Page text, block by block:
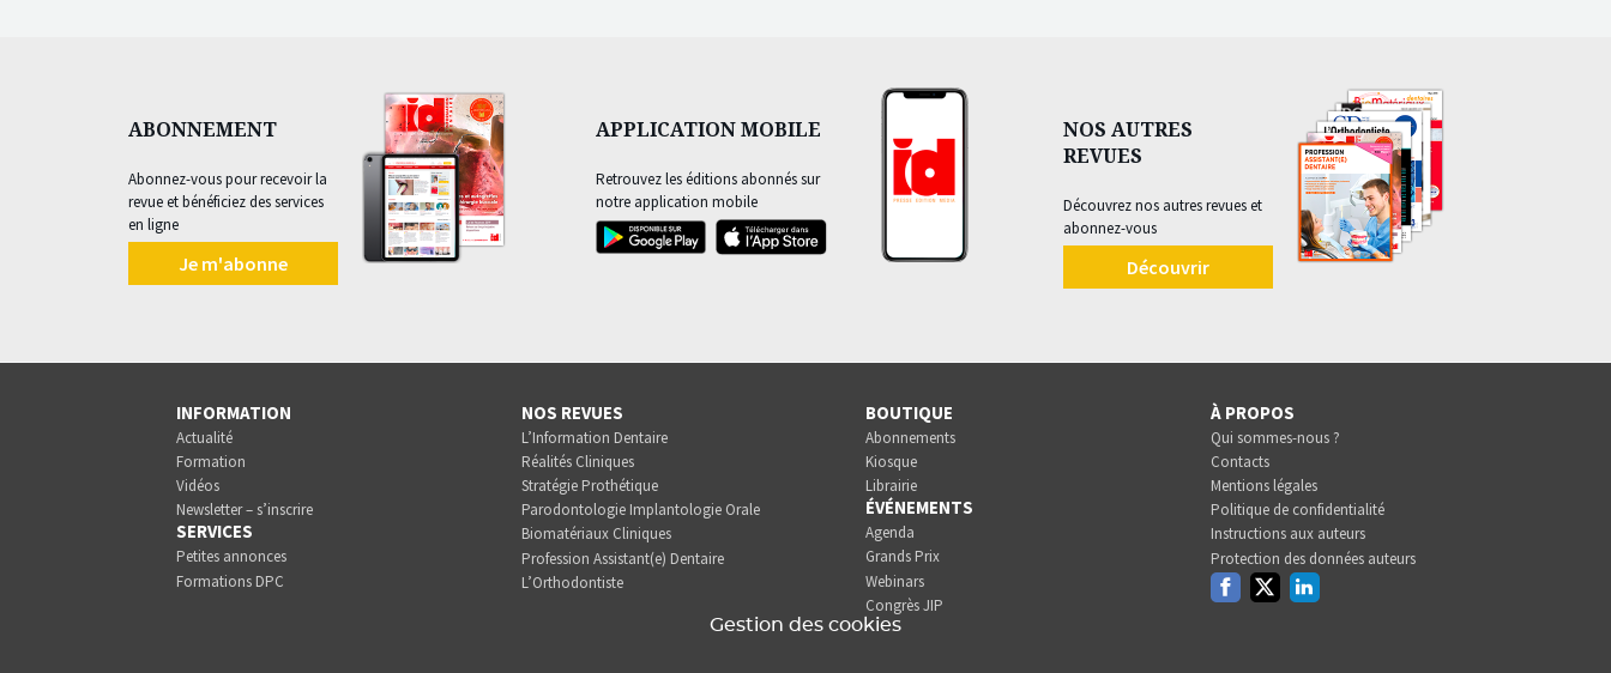
ABONNEMENT
Abonnez-vous pour recevoir la
revue et bénéficiez des services
en ligne
Je m'abonne
APPLICATION MOBILE
Retrouvez les éditions abonnés sur
notre application mobile
NOS AUTRES
REVUES
Découvrez nos autres revues et
abonnez-vous
Découvrir
INFORMATION
Actualité
Formation
Vidéos
Newsletter – s’inscrire
SERVICES
Petites annonces
Formations DPC
NOS REVUES
L’Information Dentaire
Réalités Cliniques
Stratégie Prothétique
Parodontologie Implantologie Orale
Biomatériaux Cliniques
Profession Assistant(e) Dentaire
L’Orthodontiste
BOUTIQUE
Abonnements
Kiosque
Librairie
ÉVÉNEMENTS
Agenda
Grands Prix
Webinars
Congrès JIP
À PROPOS
Qui sommes-nous ?
Contacts
Mentions légales
Politique de confidentialité
Instructions aux auteurs
Protection des données auteurs
FacebookTwitterLinkedin
Gestion des cookies